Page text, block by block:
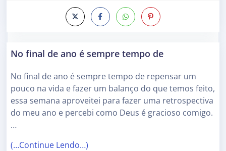
No final de ano é sempre tempo de
No final de ano é sempre tempo de repensar um
pouco na vida e fazer um balanço do que temos feito,
essa semana aproveitei para fazer uma retrospectiva
do meu ano e percebi como Deus é gracioso comigo.
…
(…Continue Lendo…)